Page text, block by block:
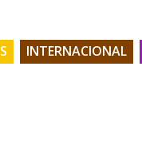
INTERNACIONAL